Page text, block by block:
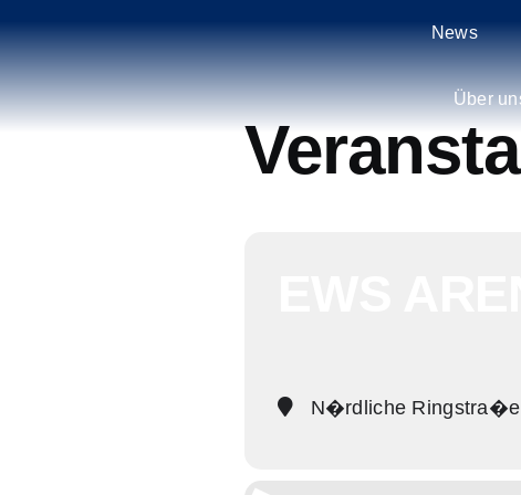
Inhalt
springen
News
Über
N�rdliche